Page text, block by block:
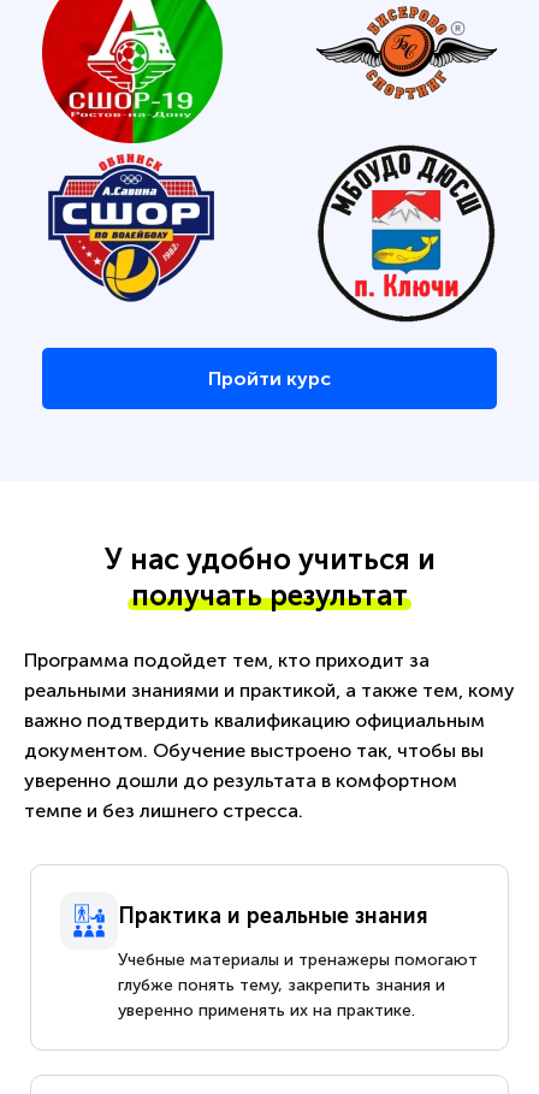
Пройти курс
У нас удобно учиться и
получать результат
Программа подойдет тем, кто приходит за
реальными знаниями и практикой, а также тем, кому
важно подтвердить квалификацию официальным
документом. Обучение выстроено так, чтобы вы
уверенно дошли до результата в комфортном
темпе и без лишнего стресса.
Практика и реальные знания
Учебные материалы и тренажеры помогают
глубже понять тему, закрепить знания и
уверенно применять их на практике.